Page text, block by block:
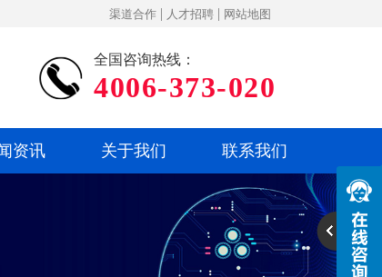
渠道合作 | 人才招聘 | 网站地图
全国咨询热线：
4006-373-020
资讯 关于我们 联系我们